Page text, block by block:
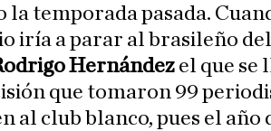
la temporada pasada.
iría a parar al brasileño
Hernández el que se
que tomaron 99
al club blanco, pues el año